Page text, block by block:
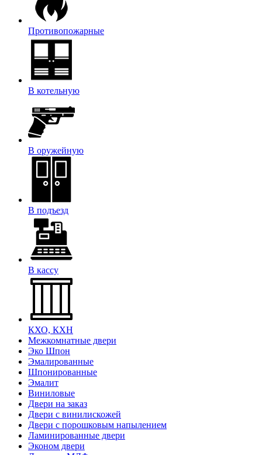
Противопожарные
В котельную
В оружейную
В подъезд
В кассу
КХО, КХН
Межкомнатные двери
Эко Шпон
Эмалированные
Шпонированные
Эмалит
Виниловые
Двери на заказ
Двери с винилискожей
Двери с порошковым напылением
Ламинированные двери
Эконом двери